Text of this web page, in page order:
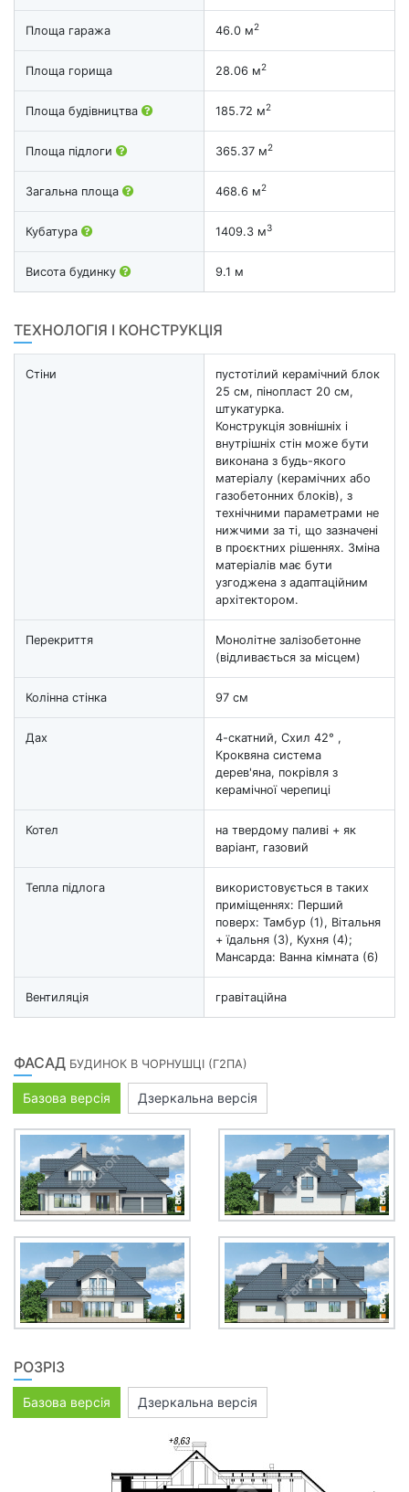
Площа гаража 46.0 м2
Площа горища 28.06 м2
Площа будівництва 185.72 м2
Площа підлоги 365.37 м2
Загальна площа 468.6 м2
Кубатура 1409.3 м3
Висота будинку 9.1 м
ТЕХНОЛОГІЯ І КОНСТРУКЦІЯ
Стіни
пустотілий керамічний блок
25 см, пінопласт 20 см,
штукатурка.
Конструкція зовнішніх і
внутрішніх стін може бути
виконана з будь-якого
матеріалу (керамічних або
газобетонних блоків), з
технічними параметрами не
нижчими за ті, що зазначені
в проєктних рішеннях. Зміна
матеріалів має бути
узгоджена з адаптаційним
архітектором.
Перекриття
Монолітне залізобетонне
(відливається за місцем)
Колінна стінка 97 см
Дах
4-скатний, Схил 42° ,
Кроквяна система
дерев'яна, покрівля з
керамічної черепиці
Котел
на твердому паливі + як
варіант, газовий
Тепла підлога
використовується в таких
приміщеннях: Перший
поверх: Тамбур (1), Вітальня
+ їдальня (3), Кухня (4);
Мансарда: Ванна кімната (6)
Вентиляція гравітаційна
ФАСАД БУДИНОК В ЧОРНУШЦІ (Г2ПА)
Базова версія Дзеркальна версія
РОЗРІЗ
Базова версія Дзеркальна версія